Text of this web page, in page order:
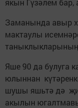
якын Гүзәлем
Заманында авыр
мактаулы
Яше 90 да булуга
юлыннан
шушы яшьтә дә
акылын